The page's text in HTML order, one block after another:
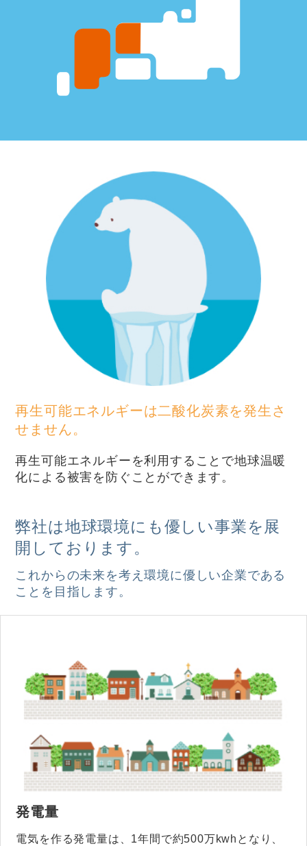
再生可能エネルギーは二酸化炭素を発生さ
せません。
再生可能エネルギーを利用することで地球温暖
化による被害を防ぐことができます。
弊社は地球環境にも優しい事業を展
開しております。
これからの未来を考え環境に優しい企業である
ことを目指します。
発電量
電気を作る発電量は、1年間で約500万kwhとなり、